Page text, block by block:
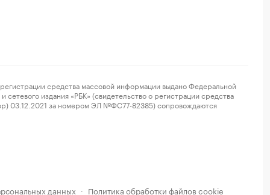
средства массовой информации выдано Федеральной
издания «РБК» (свидетельство о регистрации средства
03.12.2021 за номером ЭЛ №ФС77-82385) сопровождаются
данных · Политика обработки файлов cookie